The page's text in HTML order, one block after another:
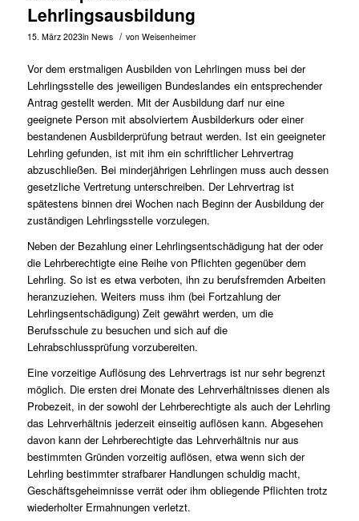
Lehrlingsausbildung
15. März 2023in News / von Weisenheimer
Vor dem erstmaligen Ausbilden von Lehrlingen muss bei der
Lehrlingsstelle des jeweiligen Bundeslandes ein entsprechender
Antrag gestellt werden. Mit der Ausbildung darf nur eine
geeignete Person mit absolviertem Ausbilderkurs oder einer
bestandenen Ausbilderprüfung betraut werden. Ist ein geeigneter
Lehrling gefunden, ist mit ihm ein schriftlicher Lehrvertrag
abzuschließen. Bei minderjährigen Lehrlingen muss auch dessen
gesetzliche Vertretung unterschreiben. Der Lehrvertrag ist
spätestens binnen drei Wochen nach Beginn der Ausbildung der
zuständigen Lehrlingsstelle vorzulegen.
Neben der Bezahlung einer Lehrlingsentschädigung hat der oder
die Lehrberechtigte eine Reihe von Pflichten gegenüber dem
Lehrling. So ist es etwa verboten, ihn zu berufsfremden Arbeiten
heranzuziehen. Weiters muss ihm (bei Fortzahlung der
Lehrlingsentschädigung) Zeit gewährt werden, um die
Berufsschule zu besuchen und sich auf die
Lehrabschlussprüfung vorzubereiten.
Eine vorzeitige Auflösung des Lehrvertrags ist nur sehr begrenzt
möglich. Die ersten drei Monate des Lehrverhältnisses dienen als
Probezeit, in der sowohl der Lehrberechtigte als auch der Lehrling
das Lehrverhältnis jederzeit einseitig auflösen kann. Abgesehen
davon kann der Lehrberechtigte das Lehrverhältnis nur aus
bestimmten Gründen vorzeitig auflösen, etwa wenn sich der
Lehrling bestimmter strafbarer Handlungen schuldig macht,
Geschäftsgeheimnisse verrät oder ihm obliegende Pflichten trotz
wiederholter Ermahnungen verletzt.